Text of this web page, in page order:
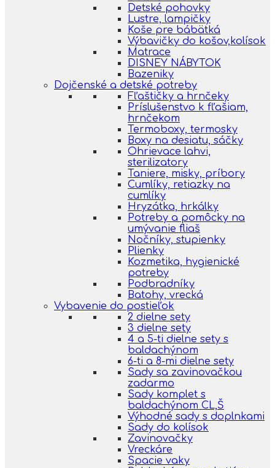
Detské pohovky
Lustre, lampičky
Koše pre bábätká
Výbavičky do košov,kolísok
Matrace
DISNEY NÁBYTOK
Bazeniky
Dojčenské a detské potreby
Fľaštičky a hrnčeky
Príslušenstvo k fľašiam,
hrnčekom
Termoboxy, termosky
Boxy na desiatu, sáčky
Ohrievace lahvi,
sterilizatory
Taniere, misky, príbory
Cumlíky, retiazky na
cumlíky
Hryzátka, hrkálky
Potreby a pomôcky na
umývanie fliaš
Nočníky, stupienky
Plienky
Kozmetika, hygienické
potreby
Podbradníky
Batohy, vrecká
Vybavenie do postieľok
2 dielne sety
3 dielne sety
4 a 5-ti dielne sety s
baldachýnom
6-ti a 8-mi dielne sety
Sady sa zavinovačkou
zadarmo
Sady komplet s
baldachýnom CL,Š
Výhodné sady s doplnkami
Sady do kolísok
Zavinovačky
Vreckáre
Spacie vaky